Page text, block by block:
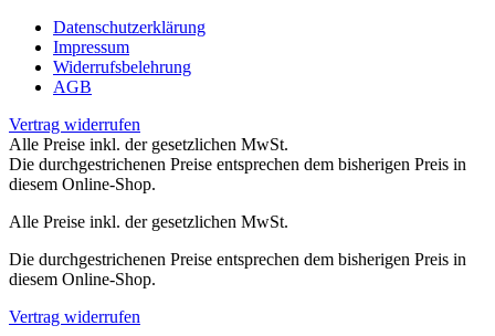
Datenschutzerklärung
Impressum
Widerrufsbelehrung
AGB
Vertrag widerrufen
Alle Preise inkl. der gesetzlichen MwSt.
Die durchgestrichenen Preise entsprechen dem bisherigen Preis in
diesem Online-Shop.
Alle Preise inkl. der gesetzlichen MwSt.
Die durchgestrichenen Preise entsprechen dem bisherigen Preis in
diesem Online-Shop.
Vertrag widerrufen